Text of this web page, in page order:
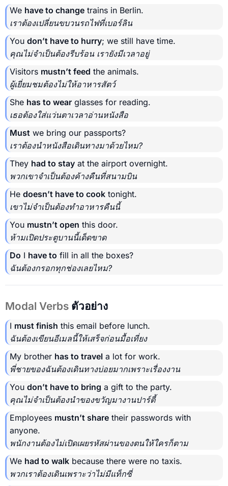
We have to change trains in Berlin.
เราต้องเปลี่ยนขบวนรถไฟที่เบอร์ลิน
You don’t have to hurry; we still have time.
คุณไม่จำเป็นต้องรีบร้อน เรายังมีเวลาอยู่
Visitors mustn’t feed the animals.
ผู้เยี่ยมชมต้องไม่ให้อาหารสัตว์
She has to wear glasses for reading.
เธอต้องใส่แว่นตาเวลาอ่านหนังสือ
Must we bring our passports?
เราต้องนำหนังสือเดินทางมาด้วยไหม?
They had to stay at the airport overnight.
พวกเขาจำเป็นต้องค้างคืนที่สนามบิน
He doesn’t have to cook tonight.
เขาไม่จำเป็นต้องทำอาหารคืนนี้
You mustn’t open this door.
ห้ามเปิดประตูบานนี้เด็ดขาด
Do I have to fill in all the boxes?
ฉันต้องกรอกทุกช่องเลยไหม?
Modal Verbs ตัวอย่าง
I must finish this email before lunch.
ฉันต้องเขียนอีเมลนี้ให้เสร็จก่อนมื้อเที่ยง
My brother has to travel a lot for work.
พี่ชายของฉันต้องเดินทางบ่อยมากเพราะเรื่องงาน
You don’t have to bring a gift to the party.
คุณไม่จำเป็นต้องนำของขวัญมางานปาร์ตี้
Employees mustn’t share their passwords with
anyone.
พนักงานต้องไม่เปิดเผยรหัสผ่านของตนให้ใครก็ตาม
We had to walk because there were no taxis.
พวกเราต้องเดินเพราะว่าไม่มีแท็กซี่